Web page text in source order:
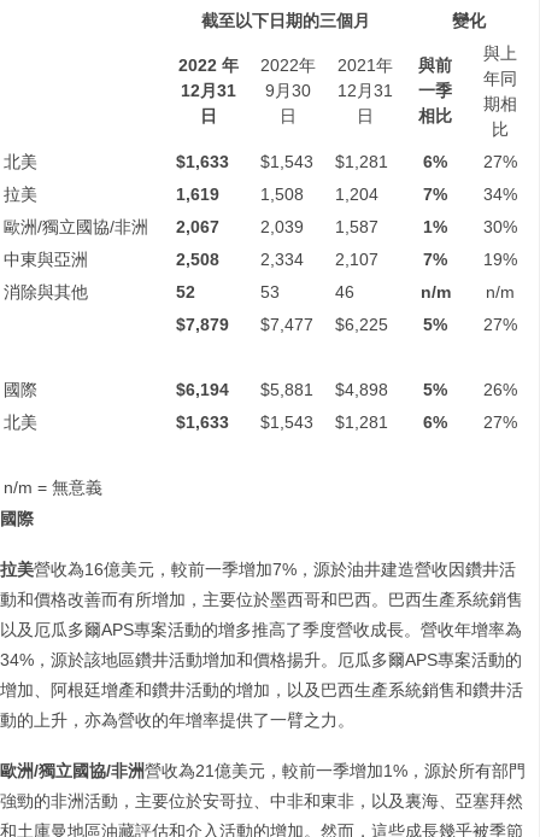
截至以下日期的三個月
變化
2022 年
12月 31
日
2022年
9月30
日
2021年
12月31
日
與前
一季
相比
與上
年同
期相
比
北美
$1,633 $1,543 $1,281 6%
27%
拉美
1,619 1,508 1,204 7%
34%
歐洲/獨立國協/非洲
2,067 2,039 1,587 1%
30%
中東與亞洲
2,508 2,334 2,107 7%
19%
消除與其他
52 53 46 n/m
n/m
$7,879
$7,477 $6,225 5% 27%
國際 $6,194 $5,881 $4,898 5%
26%
北美
$1,633 $1,543 $1,281 6% 27%
n/m = 無意義
國際
拉美營收為16億美元，較前一季增加7%，源於油井建造營收因鑽井活
動和價格改善而有所增加，主要位於墨西哥和巴西。巴西生產系統銷售
以及厄瓜多爾APS專案活動的增多推高了季度營收成長。營收年增率為
34%，源於該地區鑽井活動增加和價格揚升。厄瓜多爾APS專案活動的
增加、阿根廷增產和鑽井活動的增加，以及巴西生產系統銷售和鑽井活
動的上升，亦為營收的年增率提供了一臂之力。
歐洲/獨立國協/非洲營收為21億美元，較前一季增加1%，源於所有部門
強勁的非洲活動，主要位於安哥拉、中非和東非，以及裏海、亞塞拜然
和土庫曼地區油藏評估和介入活動的增加。然而，這些成長幾乎被季節